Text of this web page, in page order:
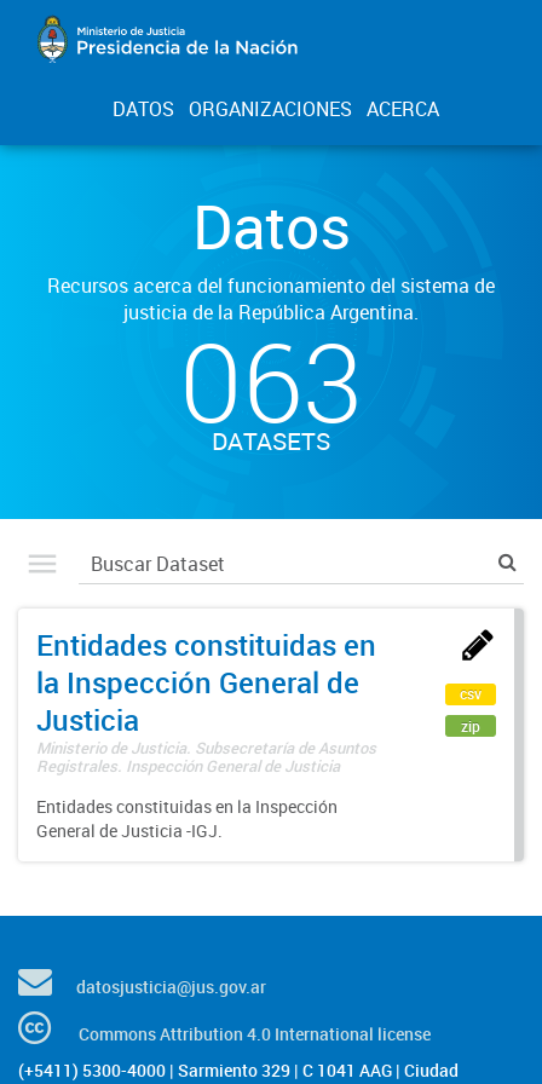
DATOS ORGANIZACIONES ACERCA
Datos
Recursos acerca del funcionamiento del sistema de
justicia de la República Argentina.
063
DATASETS
Entidades constituidas en
la Inspección General de
Justicia
Ministerio de Justicia. Subsecretaría de Asuntos
Registrales. Inspección General de Justicia
Entidades constituidas en la Inspección
General de Justicia -IGJ.
csv
zip
datosjusticia@jus.gov.ar
Commons Attribution 4.0 International license
(+5411) 5300-4000 | Sarmiento 329 | C 1041 AAG | Ciudad